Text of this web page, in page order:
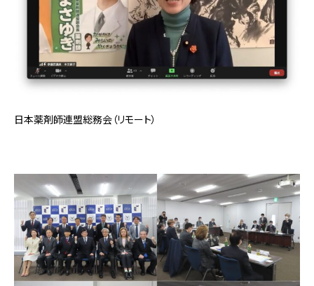
日本薬剤師連盟総務会（リモート）